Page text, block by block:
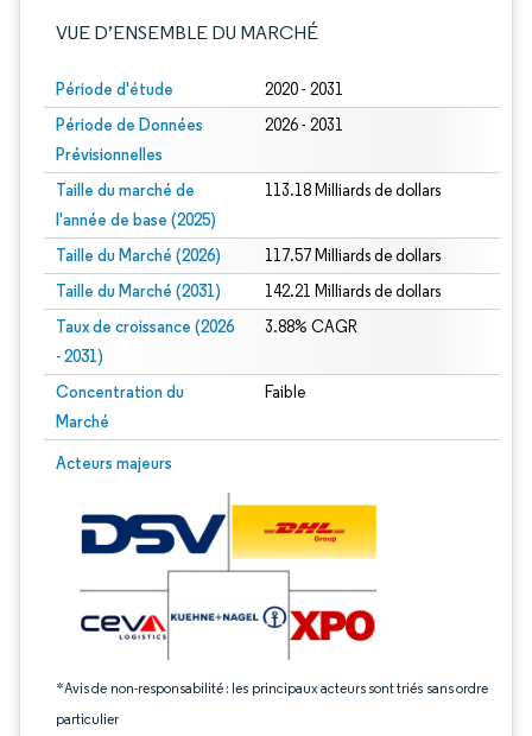
VUE D’ENSEMBLE DU MARCHÉ
Période d'étude 2020 - 2031
Période de Données
Prévisionnelles
2026 - 2031
Taille du marché de
l'année de base (2025)
113.18 Milliards de dollars
Taille du Marché (2026) 117.57 Milliards de dollars
Taille du Marché (2031) 142.21 Milliards de dollars
Taux de croissance (2026
- 2031)
3.88% CAGR
Concentration du
Marché
Faible
Acteurs majeurs
*Avis de non-responsabilité : les principaux acteurs sont triés sans ordre
particulier
Image © Mordor Intelligence. La réutilisation nécessite une attribution sous CC